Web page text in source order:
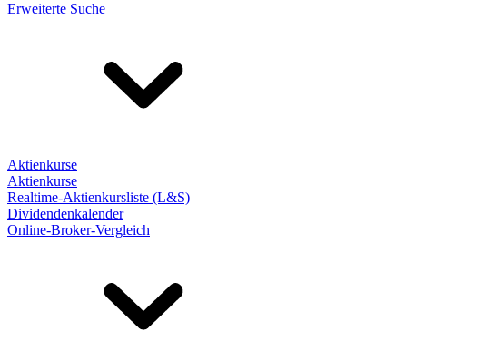
Erweiterte Suche
Aktienkurse
Aktienkurse
Realtime-Aktienkursliste (L&S)
Dividendenkalender
Online-Broker-Vergleich